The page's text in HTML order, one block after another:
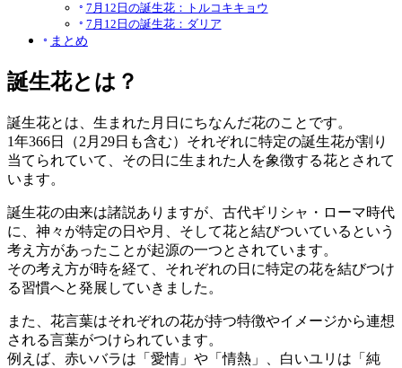
7月12日の誕生花：トルコキキョウ
7月12日の誕生花：ダリア
まとめ
誕生花とは？
誕生花とは、生まれた月日にちなんだ花のことです。
1年366日（2月29日も含む）それぞれに特定の誕生花が割り
当てられていて、その日に生まれた人を象徴する花とされて
います。
誕生花の由来は諸説ありますが、古代ギリシャ・ローマ時代
に、神々が特定の日や月、そして花と結びついているという
考え方があったことが起源の一つとされています。
その考え方が時を経て、それぞれの日に特定の花を結びつけ
る習慣へと発展していきました。
また、花言葉はそれぞれの花が持つ特徴やイメージから連想
される言葉がつけられています。
例えば、赤いバラは「愛情」や「情熱」、白いユリは「純